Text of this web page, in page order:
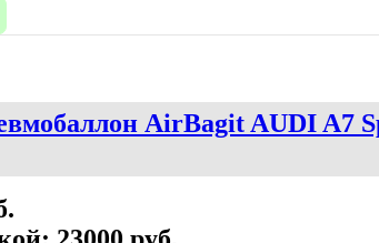
AirBagit AUDI A7